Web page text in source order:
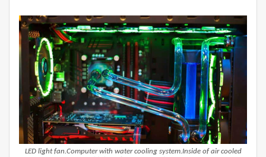
LED light fan.Computer with water cooling system.Inside of air cooled